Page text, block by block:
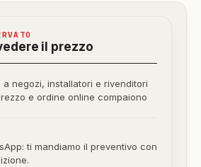
il prezzo
a negozi, installatori e rivenditori
e ordine online compaiono
ti mandiamo il preventivo con